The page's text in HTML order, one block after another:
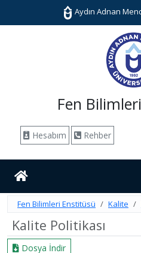
Aydın Adnan
Fen
Hesabım Rehber
Fen Bilimleri Enstitüsü Kalite
Kalite Politikası
Dosya İndir